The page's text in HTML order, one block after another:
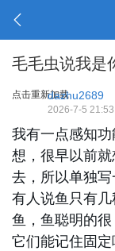
毛毛虫说我是
点击重新加载dazhu2689
2026-7-5
我有一点感知
想，很早以前
去，所以单独写
有人说鱼只有
鱼，鱼聪明的很
它们能记住固